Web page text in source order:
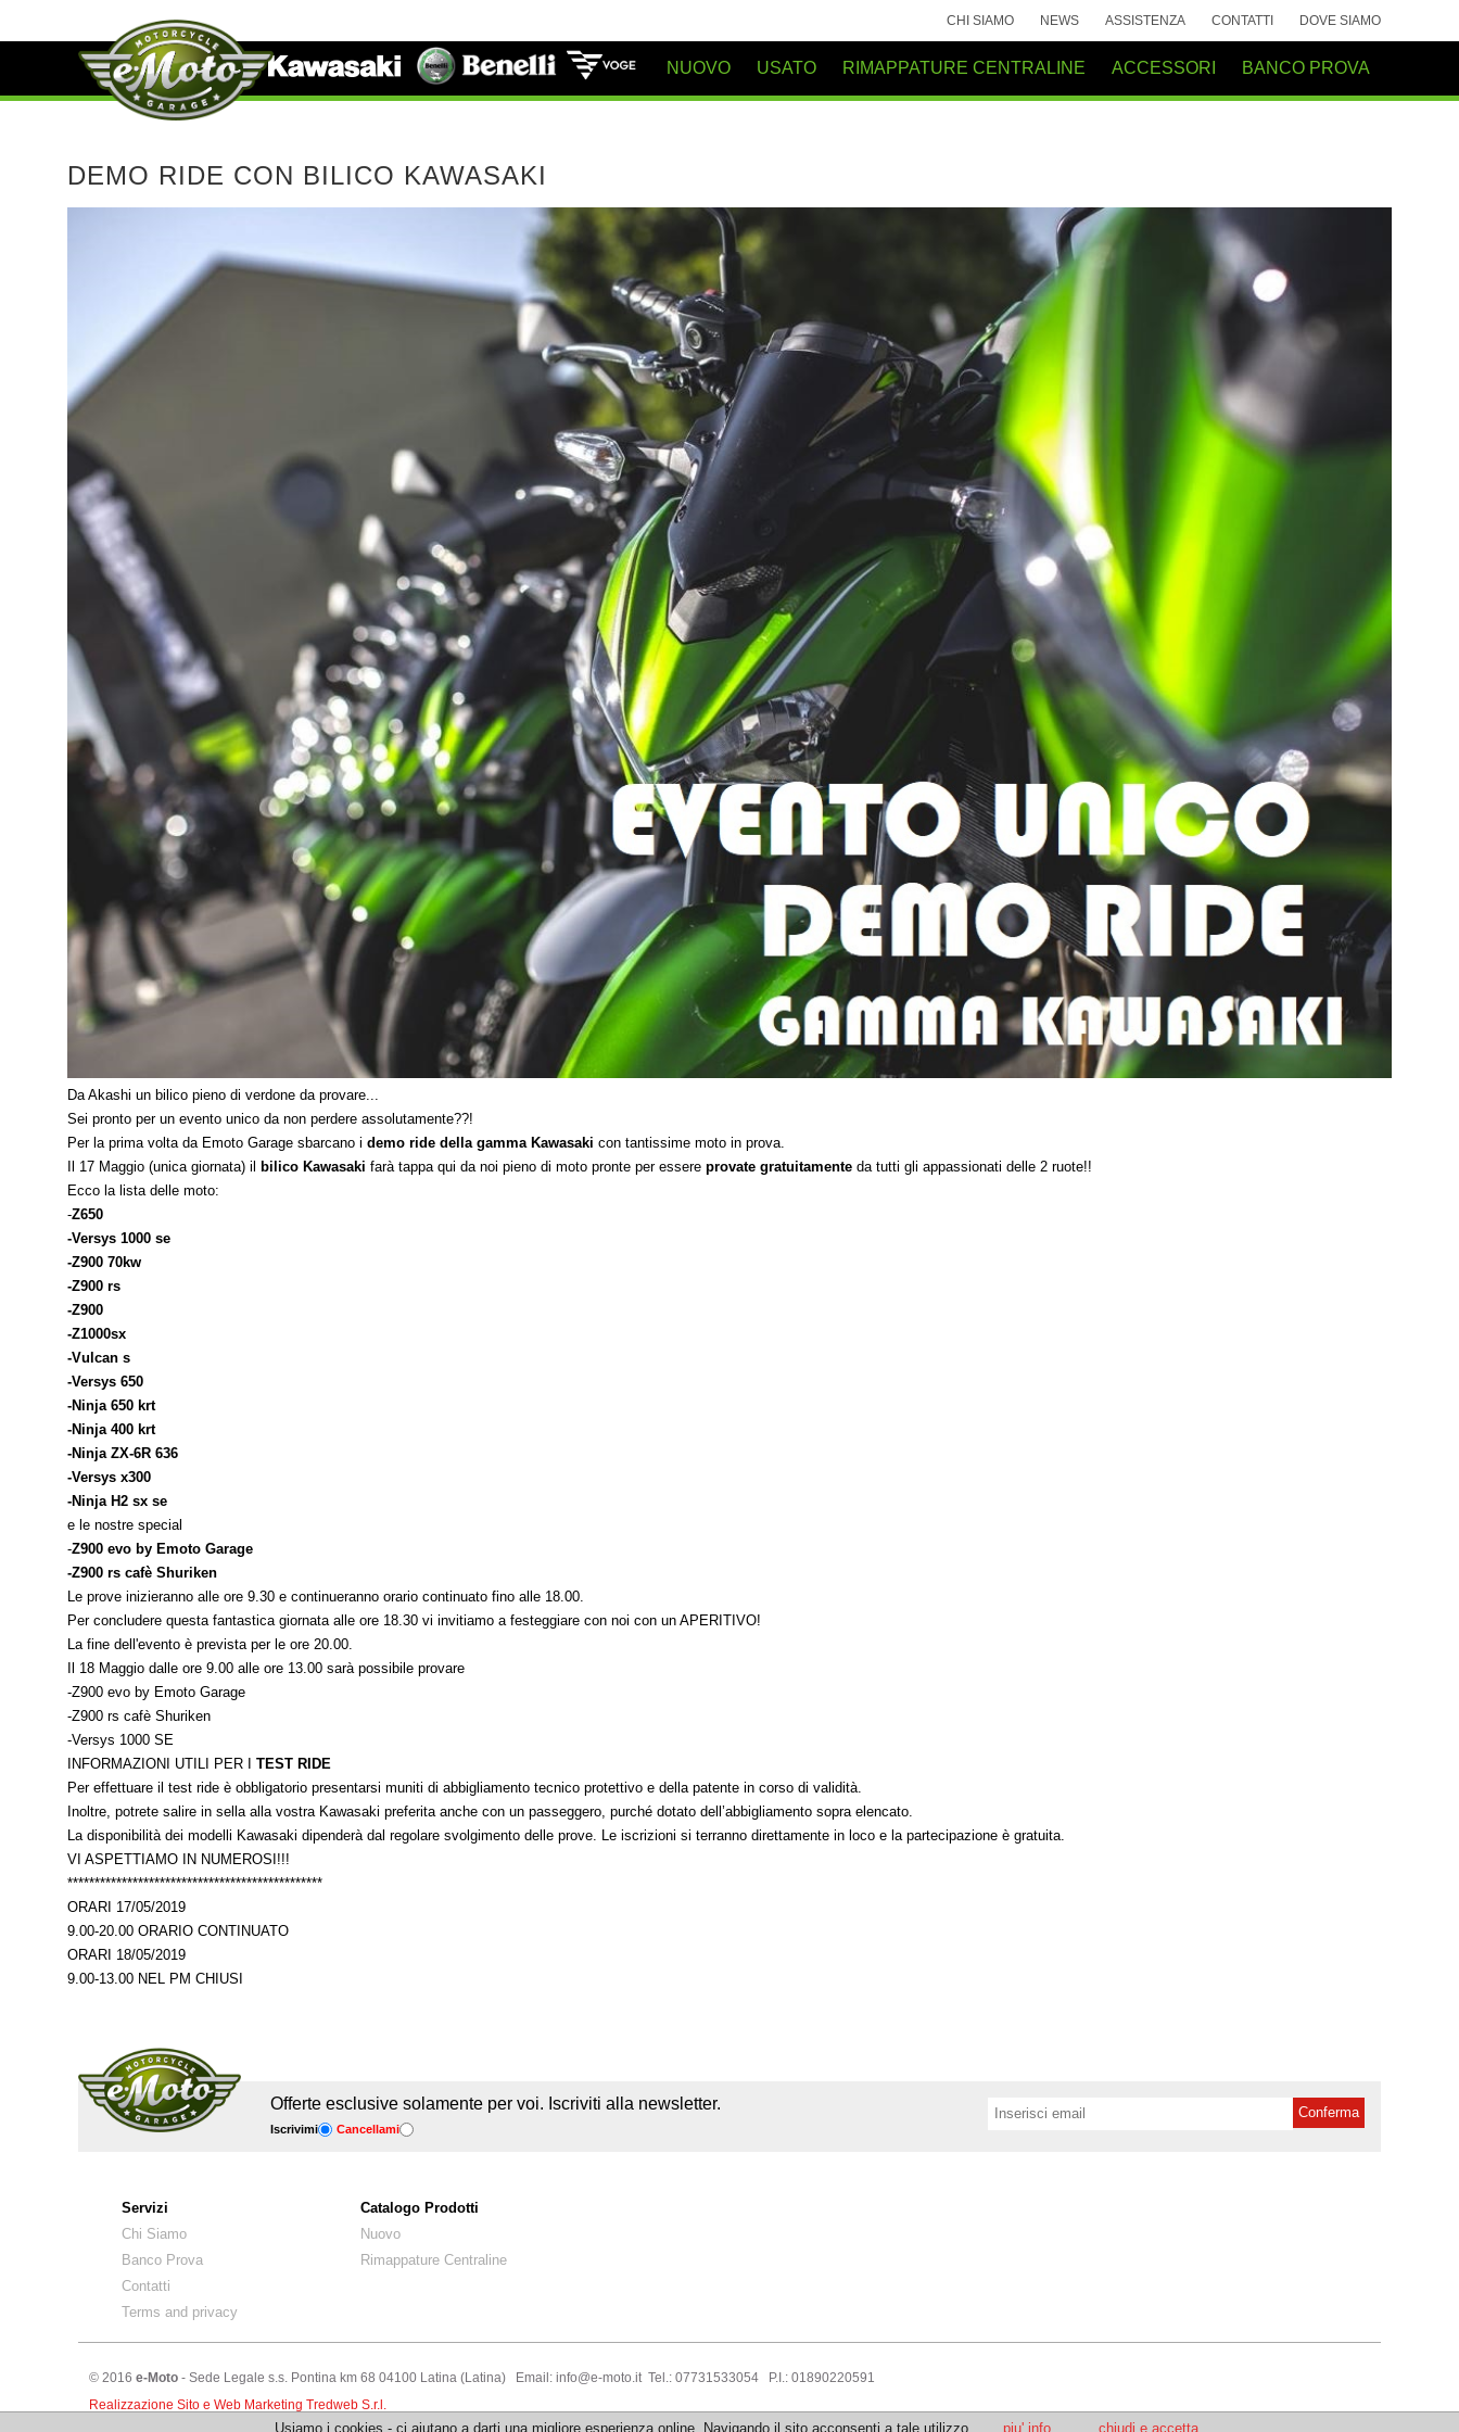
CHI SIAMO NEWS ASSISTENZA CONTATTI DOVE SIAMO
NUOVO USATO RIMAPPATURE CENTRALINE ACCESSORI BANCO PROVA
DEMO RIDE CON BILICO KAWASAKI
Da Akashi un bilico pieno di verdone da provare...
Sei pronto per un evento unico da non perdere assolutamente??!
Per la prima volta da Emoto Garage sbarcano i demo ride della gamma Kawasaki con tantissime moto in prova.
Il 17 Maggio (unica giornata) il
bilico Kawasaki farà tappa qui da noi pieno di moto pronte per essere provate gratuitamente da tutti gli appassionati delle 2 ruote!!
Ecco la lista delle moto:
-Z650
-Versys 1000 se
-Z900 70kw
-Z900 rs
-Z900
-Z1000sx
-Vulcan s
-Versys 650
-Ninja 650 krt
-Ninja 400 krt
-Ninja ZX-6R 636
-Versys x300
-Ninja H2 sx se
e le nostre special
-Z900 evo by Emoto Garage
-Z900 rs cafè Shuriken
Le prove inizieranno alle ore 9.30 e continueranno orario continuato fino alle 18.00.
Per concludere questa fantastica giornata alle ore 18.30 vi invitiamo a festeggiare con noi con un APERITIVO!
La fine dell'evento è prevista per le ore 20.00.
Il 18 Maggio dalle ore 9.00 alle ore 13.00 sarà possibile provare
-Z900 evo by Emoto Garage
-Z900 rs cafè Shuriken
-Versys 1000 SE
INFORMAZIONI UTILI PER I TEST RIDE
Per effettuare il test ride è obbligatorio presentarsi muniti di abbigliamento tecnico protettivo e della patente in corso di validità.
Inoltre, potrete salire in sella alla vostra Kawasaki preferita anche con un passeggero, purché dotato dell’abbigliamento sopra elencato.
La disponibilità dei modelli Kawasaki dipenderà dal regolare svolgimento delle prove. Le iscrizioni si terranno direttamente in loco e la partecipazione è gratuita.
VI ASPETTIAMO IN NUMEROSI!!!
***********************************************
ORARI 17/05/2019
9.00-20.00 ORARIO CONTINUATO
ORARI 18/05/2019
9.00-13.00 NEL PM CHIUSI
Offerte esclusive solamente per voi. Iscriviti alla newsletter.
Iscrivimi Cancellami
Servizi
Chi Siamo
Banco Prova
Contatti
Terms and privacy
Catalogo Prodotti
Nuovo
Rimappature Centraline
© 2016 e-Moto - Sede Legale s.s. Pontina km 68 04100 Latina (Latina) Email: info@e-moto.it Tel.: 07731533054 P.I.: 01890220591
Realizzazione Sito e Web Marketing Tredweb S.r.l.
Usiamo i cookies - ci aiutano a darti una migliore esperienza online. Navigando il sito acconsenti a tale utilizzo. piu' info chiudi e accetta